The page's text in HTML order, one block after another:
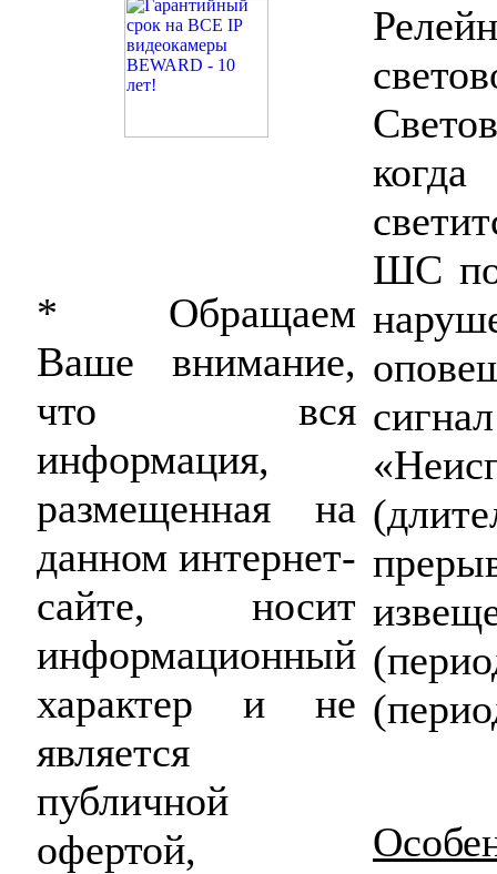
* Обращаем
Ваше внимание,
что вся
информация,
размещенная на
данном интернет-
сайте, носит
информационный
характер и не
является
публичной
офертой,
ШС